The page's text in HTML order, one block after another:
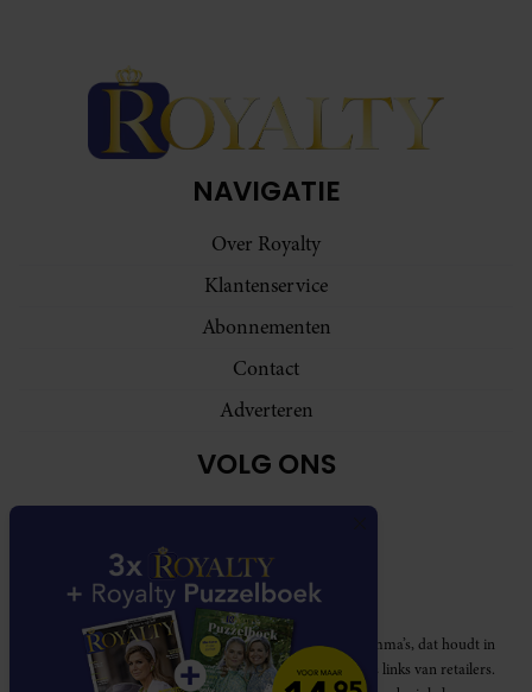
NAVIGATIE
Over Royalty
Klantenservice
Abonnementen
Contact
Adverteren
VOLG ONS
Royalty participeert in diverse affiliate marketing programma’s, dat houdt in
dat Royalty commissies ontvangt voor aankopen middels links van retailers.